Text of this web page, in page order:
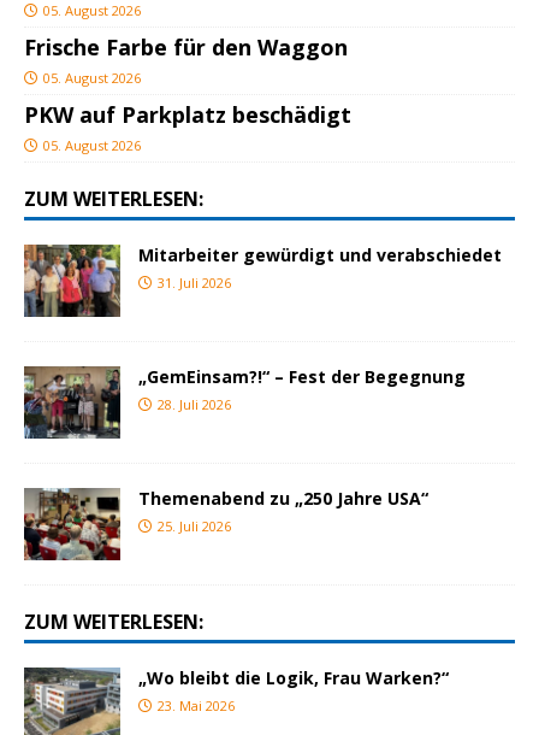
05. August 2026
Frische Farbe für den Waggon
05. August 2026
PKW auf Parkplatz beschädigt
05. August 2026
ZUM WEITERLESEN:
Mitarbeiter gewürdigt und verabschiedet
31. Juli 2026
„GemEinsam?!“ – Fest der Begegnung
28. Juli 2026
Themenabend zu „250 Jahre USA“
25. Juli 2026
ZUM WEITERLESEN:
„Wo bleibt die Logik, Frau Warken?“
23. Mai 2026